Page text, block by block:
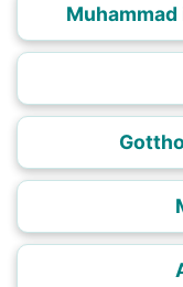
Muhammad